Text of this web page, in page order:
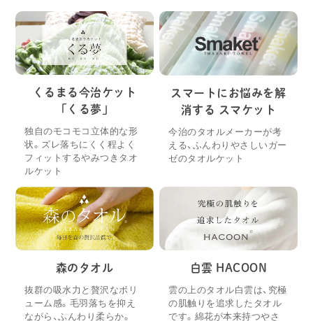
くるまる今治ケット
「くる夢」
独自のモコモコ立体的な形
状。ズレ落ちにくく程よく
フィットするやみつきタオ
ルケット
スマートにお悩みを解
消する スマケット
今治のタオルメーカーが考
える、ふんわりやさしいガー
ゼのタオルケット
森のタオル
抜群の吸水力と贅沢なボリ
ューム感。毛羽落ちを抑え
ながら、ふんわり柔らか。
白雲 HACOON
雲の上のタオル白雲は、究極
の肌触りを追求したタオル
です。綿花が本来持つやさ